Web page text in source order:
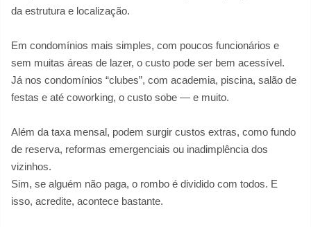
da estrutura e localização.
Em condomínios mais simples, com poucos funcionários e
sem muitas áreas de lazer, o custo pode ser bem acessível.
Já nos condomínios “clubes”, com academia, piscina, salão de
festas e até coworking, o custo sobe — e muito.
Além da taxa mensal, podem surgir custos extras, como fundo
de reserva, reformas emergenciais ou inadimplência dos
vizinhos.
Sim, se alguém não paga, o rombo é dividido com todos. E
isso, acredite, acontece bastante.